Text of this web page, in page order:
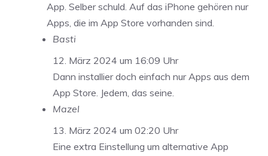
App. Selber schuld. Auf das iPhone gehören nur
Apps, die im App Store vorhanden sind.
Basti
12. März 2024 um 16:09 Uhr
Dann installier doch einfach nur Apps aus dem
App Store. Jedem, das seine.
Mazel
13. März 2024 um 02:20 Uhr
Eine extra Einstellung um alternative App